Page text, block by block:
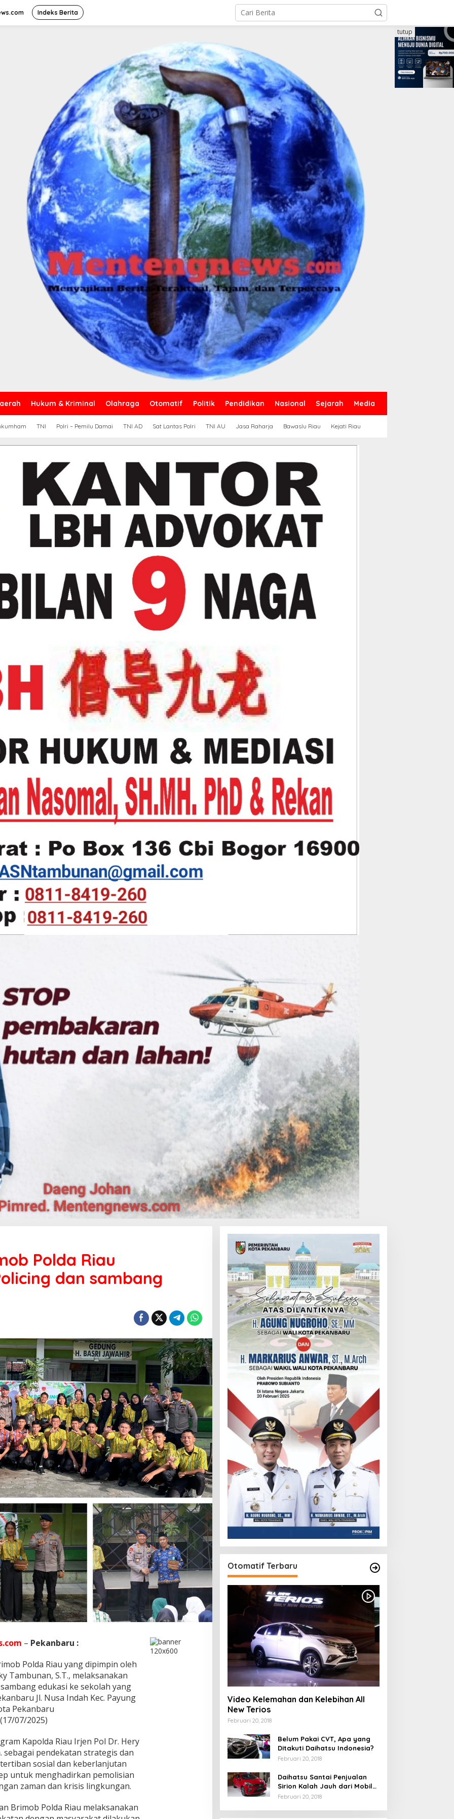
Indeks Berita
Hukum & Kriminal Olahraga Otomatif Politik Pendidikan Nasional Sejarah Media
TNI Polri – Pemilu Damai TNI AD Sat Lantas Polri TNI AU Jasa Raharja Bawaslu Riau Kejati Riau
tutup
Polda Riau
dan sambang
– Pekanbaru :
Polda Riau yang dipimpin oleh
Tambunan, S.T., melaksanakan
edukasi ke sekolah yang
Jl. Nusa Indah Kec. Payung
Pekanbaru
07/2025)
Kapolda Riau Irjen Pol Dr. Hery
sebagai pendekatan strategis dan
sosial dan keberlanjutan
untuk menghadirkan pemolisian
zaman dan krisis lingkungan.
Brimob Polda Riau melaksanakan
Otomatif Terbaru
Video Kelemahan dan Kelebihan All
New Terios
Februari 20, 2018
Belum Pakai CVT, Apa yang
Ditakuti Daihatsu Indonesia?
Februari 20, 2018
Daihatsu Santai Penjualan
Sirion Kalah Jauh dari Mobil
LCGC
Februari 20, 2018